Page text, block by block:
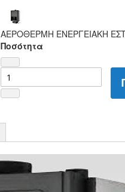
ΑΕΡΟΘΕΡΜΗ ΕΝΕΡΓΕΙΑΚΗ
Ποσότητα